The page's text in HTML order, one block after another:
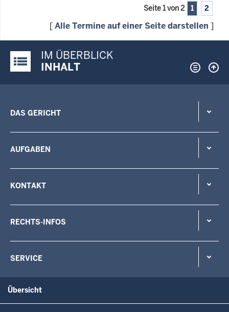
Seite 1 von 2 1 2
[Alle Termine auf einer Seite darstellen ]
Justiz-Portal im Überblick:
IM ÜBERBLICK
INHALT
DAS GERICHT
AUFGABEN
KONTAKT
RECHTS-INFOS
SERVICE
Übersicht